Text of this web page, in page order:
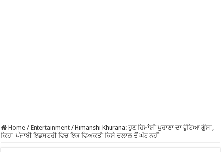
Home / Entertainment / Himanshi Khurana: ਹੁਣ ਹਿਮਾਂਸ਼ੀ ਖੁਰਾਣਾ ਦਾ ਫੁੱਟਿਆ ਗੁੱਸਾ,
ਕਿਹਾ-ਪੰਜਾਬੀ ਇੰਡਸਟਰੀ ਵਿਚ ਇਕ ਵਿਅਕਤੀ ਕਿਸੇ ਦਲਾਲ ਤੋਂ ਘੱਟ ਨਹੀਂ